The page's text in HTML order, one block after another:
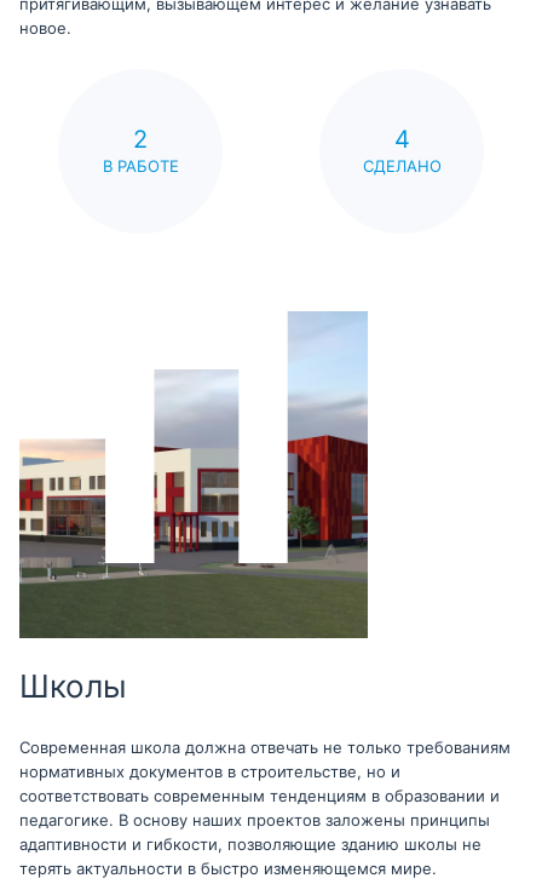
притягивающим, вызывающем интерес и желание узнавать
новое.
2
В РАБОТЕ
4
СДЕЛАНО
Школы
Современная школа должна отвечать не только требованиям
нормативных документов в строительстве, но и
соответствовать современным тенденциям в образовании и
педагогике. В основу наших проектов заложены принципы
адаптивности и гибкости, позволяющие зданию школы не
терять актуальности в быстро изменяющемся мире.